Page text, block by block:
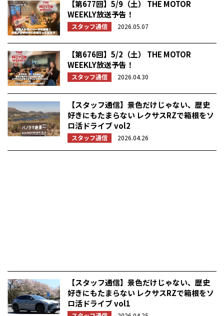
【第677回】5/9（土） THE MOTOR
WEEKLY放送予告！
スタッフ通信 2026.05.07
【第676回】5/2（土） THE MOTOR
WEEKLY放送予告！
スタッフ通信 2026.04.30
【スタッフ通信】景色だけじゃない、歴史
好きにもたまらない レクサスRZで箱根をソ
ロ活ドライブ vol2
スタッフ通信 2026.04.26
【スタッフ通信】景色だけじゃない、歴史
好きにもたまらない レクサスRZで箱根をソ
ロ活ドライブ vol1